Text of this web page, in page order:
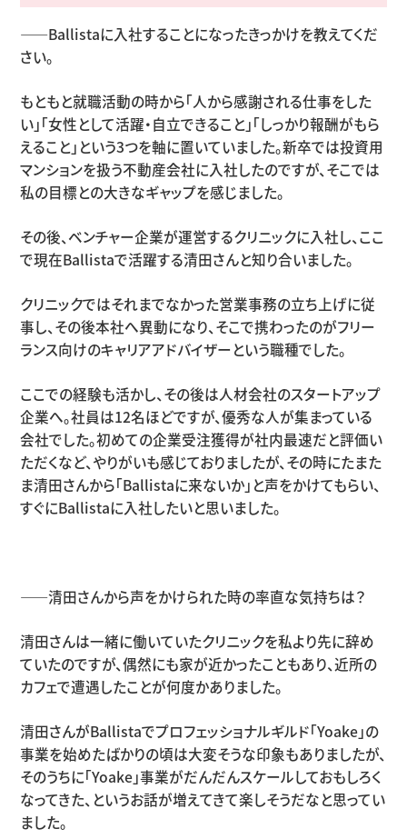
――Ballistaに入社することになったきっかけを教えてくだ
さい。
もともと就職活動の時から「人から感謝される仕事をした
い」「女性として活躍・自立できること」「しっかり報酬がもら
えること」という3つを軸に置いていました。新卒では投資用
マンションを扱う不動産会社に入社したのですが、そこでは
私の目標との大きなギャップを感じました。
その後、ベンチャー企業が運営するクリニックに入社し、ここ
で現在Ballistaで活躍する清田さんと知り合いました。
クリニックではそれまでなかった営業事務の立ち上げに従
事し、その後本社へ異動になり、そこで携わったのがフリー
ランス向けのキャリアアドバイザーという職種でした。
ここでの経験も活かし、その後は人材会社のスタートアップ
企業へ。社員は12名ほどですが、優秀な人が集まっている
会社でした。初めての企業受注獲得が社内最速だと評価い
ただくなど、やりがいも感じておりましたが、その時にたまた
ま清田さんから「Ballistaに来ないか」と声をかけてもらい、
すぐにBallistaに入社したいと思いました。
――清田さんから声をかけられた時の率直な気持ちは？
清田さんは一緒に働いていたクリニックを私より先に辞め
ていたのですが、偶然にも家が近かったこともあり、近所の
カフェで遭遇したことが何度かありました。
清田さんがBallistaでプロフェッショナルギルド「Yoake」の
事業を始めたばかりの頃は大変そうな印象もありましたが、
そのうちに「Yoake」事業がだんだんスケールしておもしろく
なってきた、というお話が増えてきて楽しそうだなと思ってい
ました。